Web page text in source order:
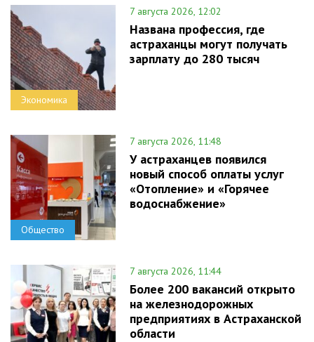
Экономика
7 августа 2026, 12:02
Названа профессия, где
астраханцы могут получать
зарплату до 280 тысяч
Общество
7 августа 2026, 11:48
У астраханцев появился
новый способ оплаты услуг
«Отопление» и «Горячее
водоснабжение»
7 августа 2026, 11:44
Более 200 вакансий открыто
на железнодорожных
предприятиях в Астраханской
области